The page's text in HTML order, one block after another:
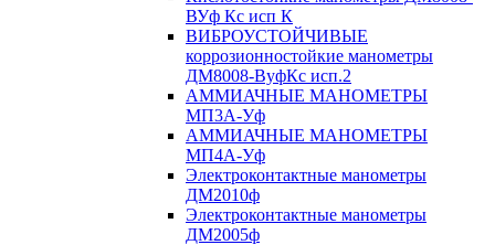
ВУф Кс исп К
ВИБРОУСТОЙЧИВЫЕ
коррозионностойкие манометры
ДМ8008-ВуфКс исп.2
АММИАЧНЫЕ МАНОМЕТРЫ
МП3А-Уф
АММИАЧНЫЕ МАНОМЕТРЫ
МП4А-Уф
Электроконтактные манометры
ДМ2010ф
Электроконтактные манометры
ДМ2005ф